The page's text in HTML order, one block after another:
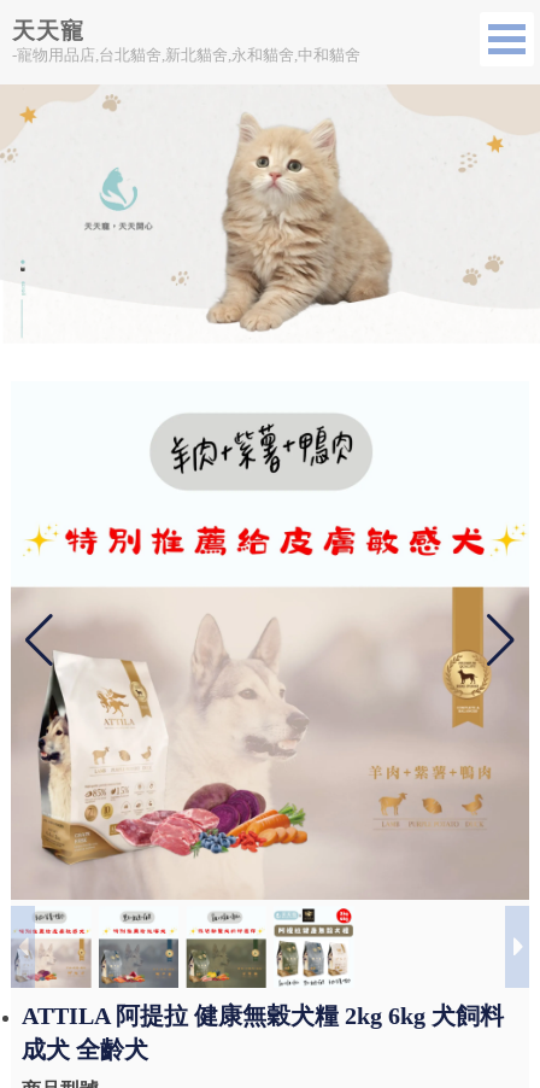
天天寵
-寵物用品店,台北貓舍,新北貓舍,永和貓舍,中和貓舍
ATTILA 阿提拉 健康無穀犬糧 2kg 6kg 犬飼料
成犬 全齡犬